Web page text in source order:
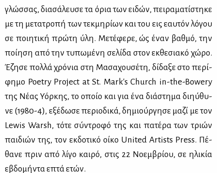
γλώσ­σας, δια­σά­λευ­σε τα όρια των ει­δών, πει­ρα­μα­τί­στη­κε
με τη με­τα­τρο­πή των τεκ­μη­ρί­ων και του εις εαυ­τόν λό­γου
σε ποι­η­τι­κή πρώ­τη ύλη. Με­τέ­φε­ρε, ώς έναν βαθ­μό, την
ποί­η­ση από την τυ­πω­μέ­νη σε­λί­δα στον εκ­θε­σια­κό χώ­ρο.
Έζη­σε πολ­λά χρό­νια στη Μα­σα­χου­σέ­τη, δί­δα­ξε στο πε­ρί­
φη­μο Poetry Project at St. Mark's Church in-the-Bowery
της Νέ­ας Υόρ­κης, το οποίο και για ένα διά­στη­μα δι­ηύ­θυ­
νε (1980-4), εξέ­δω­σε πε­ριο­δι­κά, δη­μιούρ­γη­σε μα­ζί με τον
Lewis Warsh, τό­τε σύ­ντρο­φό της και πα­τέ­ρα των τριών
παι­διών της, τον εκ­δο­τι­κό οί­κο United Artists Press. Πέ­
θα­νε πριν από λί­γο και­ρό, στις 22 Νο­εμ­βρί­ου, σε ηλι­κία
εβδο­μή­ντα επτά ετών.